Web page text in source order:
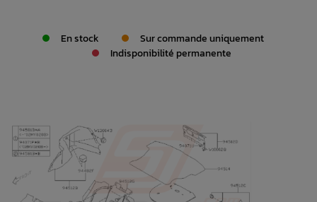
En stock
Sur commande uniquement
Indisponibilité permanente